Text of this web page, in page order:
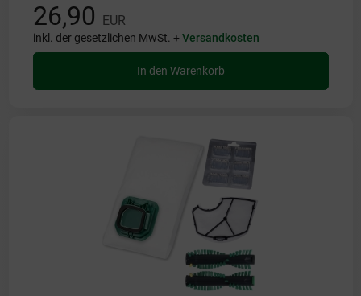
26,90 EUR
inkl. der gesetzlichen MwSt. +Versandkosten
In den Warenkorb